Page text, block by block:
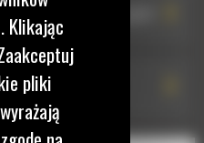
S HCS60: 590-2377
S HCS65: 590-
Klikając
pliki